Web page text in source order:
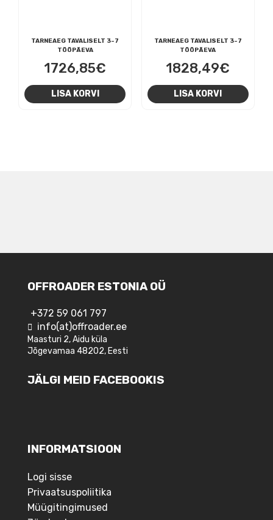
TARNEAEG TAVALISELT 3-7
TÖÖPÄEVA
1726,85€
LISA KORVI
TARNEAEG TAVALISELT 3-7
TÖÖPÄEVA
1828,49€
LISA KORVI
OFFROADER ESTONIA OÜ
+372 59 061 797
info(at)offroader.ee
Maasturi 2, Aidu küla
Jõgevamaa 48202, Eesti
JÄLGI MEID FACEBOOKIS
INFORMATSIOON
Logi sisse
Privaatsuspoliitika
Müügitingimused